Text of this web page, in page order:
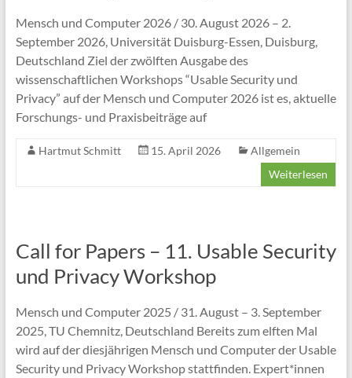
Mensch und Computer 2026 / 30. August 2026 – 2.
September 2026, Universität Duisburg-Essen, Duisburg,
Deutschland Ziel der zwölften Ausgabe des
wissenschaftlichen Workshops “Usable Security und
Privacy” auf der Mensch und Computer 2026 ist es, aktuelle
Forschungs- und Praxisbeiträge auf
Hartmut Schmitt 15. April 2026
Allgemein
Weiterlesen
Call for Papers – 11. Usable Security
und Privacy Workshop
Mensch und Computer 2025 / 31. August – 3. September
2025, TU Chemnitz, Deutschland Bereits zum elften Mal
wird auf der diesjährigen Mensch und Computer der Usable
Security und Privacy Workshop stattfinden. Expert*innen